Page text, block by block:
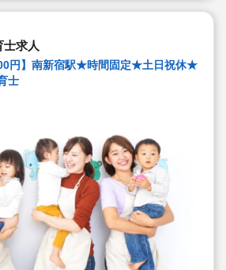
求人
円】南新宿駅★時間固定★土日祝休★
士